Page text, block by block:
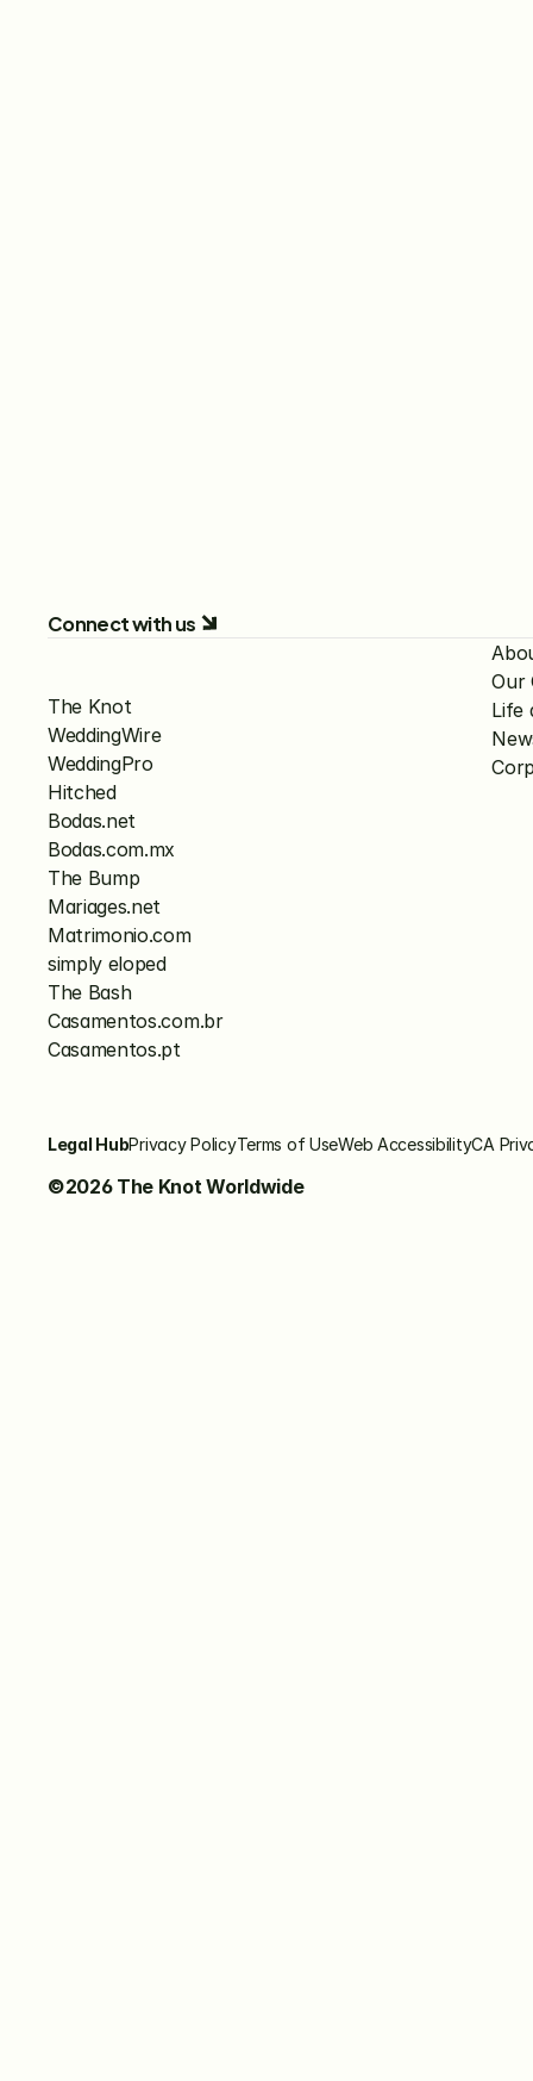
Connect with us
The Knot
WeddingWire
WeddingPro
Hitched
Bodas.net
Bodas.com.mx
The Bump
Mariages.net
Matrimonio.com
simply eloped
The Bash
Casamentos.com.br
Casamentos.pt
Our
Life
Legal HubPrivacy PolicyTerms of UseWeb AccessibilityCA
©2026 The Knot Worldwide